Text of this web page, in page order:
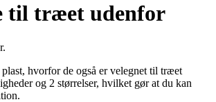
til træet udenfor
hvorfor de også er velegnet til træet
og 2 størrelser, hvilket gør at du kan